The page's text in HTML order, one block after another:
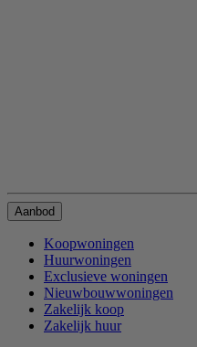
Aanbod
Koopwoningen
Huurwoningen
Exclusieve woningen
Nieuwbouwwoningen
Zakelijk koop
Zakelijk huur